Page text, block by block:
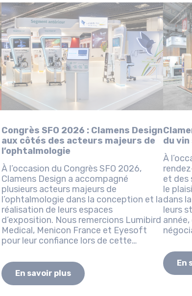
Congrès SFO 2026 : Clamens Design
aux côtés des acteurs majeurs de
l’ophtalmologie
À l’occasion du Congrès SFO 2026,
Clamens Design a accompagné
plusieurs acteurs majeurs de
l’ophtalmologie dans la conception et la
réalisation de leurs espaces
d’exposition. Nous remercions Lumibird
Medical, Menicon France et Eyesoft
pour leur confiance lors de cette
incontournable de la...
En savoir plus
du vin
À
et des
le
dans
leurs
En